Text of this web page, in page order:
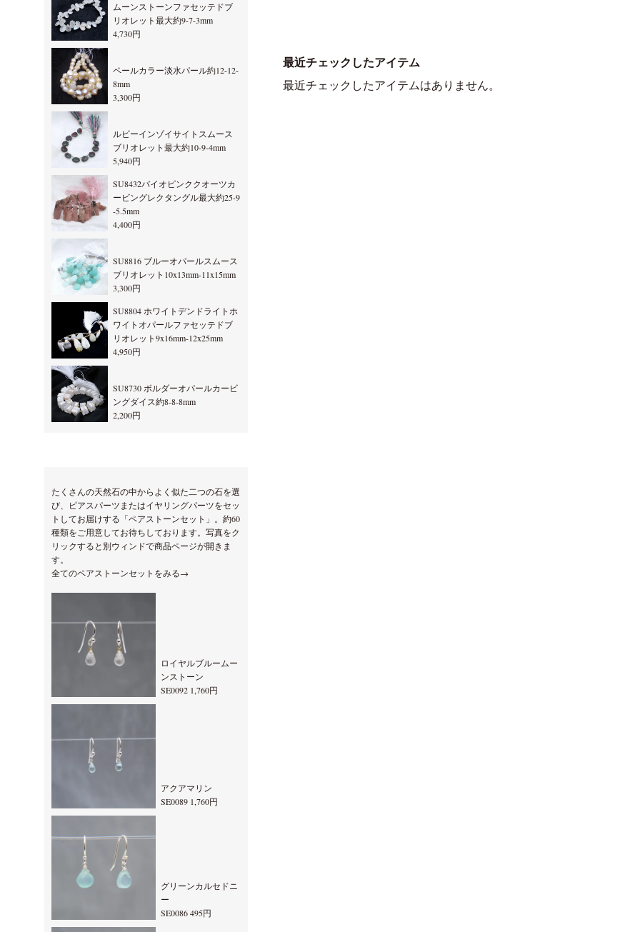
最近チェックしたアイテム
最近チェックしたアイテムはありません。
ムーンストーンファセッテドブ
リオレット最大約9-7-3mm
4,730円
ペールカラー淡水パール約12-12-
8mm
3,300円
ルビーインゾイサイトスムース
ブリオレット最大約10-9-4mm
5,940円
SU8432バイオピンククオーツカ
ービングレクタングル最大約25-9
-5.5mm
4,400円
SU8816 ブルーオパールスムース
ブリオレット10x13mm-11x15mm
3,300円
SU8804 ホワイトデンドライトホ
ワイトオパールファセッテドブ
リオレット9x16mm-12x25mm
4,950円
SU8730 ボルダーオパールカービ
ングダイス約8-8-8mm
2,200円
たくさんの天然石の中からよく似た二つの石を選
び、ピアスパーツまたはイヤリングパーツをセッ
トしてお届けする「ペアストーンセット」。約60
種類をご用意してお待ちしております。写真をク
リックすると別ウィンドで商品ページが開きま
す。
全てのペアストーンセットをみる→
ロイヤルブルームー
ンストーン
SE0092 1,760円
アクアマリン
SE0089 1,760円
グリーンカルセドニ
ー
SE0086 495円